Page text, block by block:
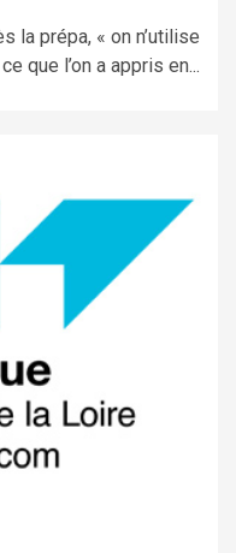
la prépa, « on n’utilise
que l’on a appris en...